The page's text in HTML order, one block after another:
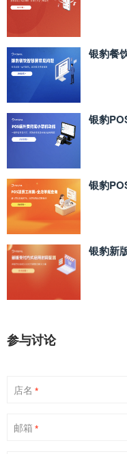
银豹餐
银豹
银豹
银豹新
参与讨论
店名 *
邮箱 *